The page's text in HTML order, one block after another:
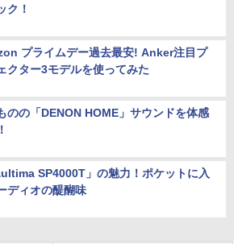
ク！
プライムデー過去最安! Anker注目プ
クター3モデルを使ってみた
のの「DENON HOME」サウンドを体感
SP4000T」の魅力！ポケットに入
ディオの醍醐味